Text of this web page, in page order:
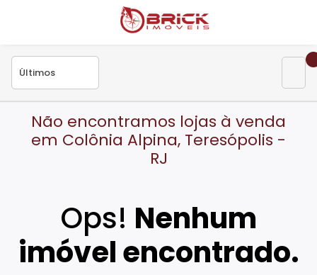
Não encontramos lojas à venda
em Colônia Alpina, Teresópolis -
RJ
Ops! Nenhum
imóvel encontrado.